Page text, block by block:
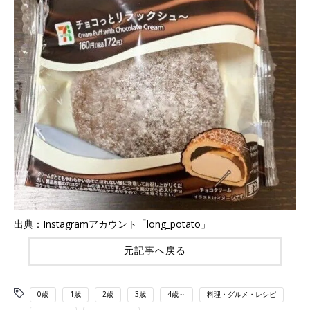
出典：Instagramアカウント「long_potato」
元記事へ戻る
0歳 1歳 2歳 3歳 4歳～ 料理・グルメ・レシピ